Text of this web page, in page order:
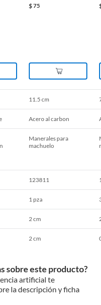
$75
11.5 cm
Acero al carbon
Manerales para
machuelo
123811
1 pza
2 cm
2 cm
sobre este producto?
artificial te
la descripción y ficha